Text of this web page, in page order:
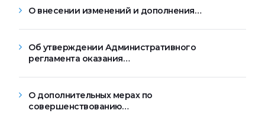
О внесении изменений и дополнения…
Об утверждении Административного
регламента оказания…
О дополнительных мерах по
совершенствованию…